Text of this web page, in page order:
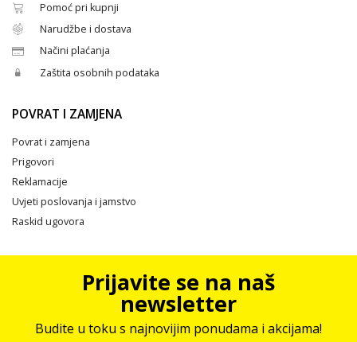
Pomoć pri kupnji
Narudžbe i dostava
Načini plaćanja
Zaštita osobnih podataka
POVRAT I ZAMJENA
Povrat i zamjena
Prigovori
Reklamacije
Uvjeti poslovanja i jamstvo
Raskid ugovora
Prijavite se na naš
newsletter
Budite u toku s najnovijim ponudama i akcijama!